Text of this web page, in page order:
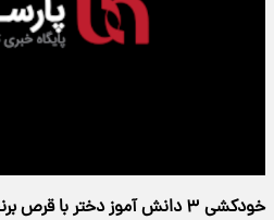
خودکشی ۳ دانش آموز دختر با قرص برنج در آذربایجان غربی